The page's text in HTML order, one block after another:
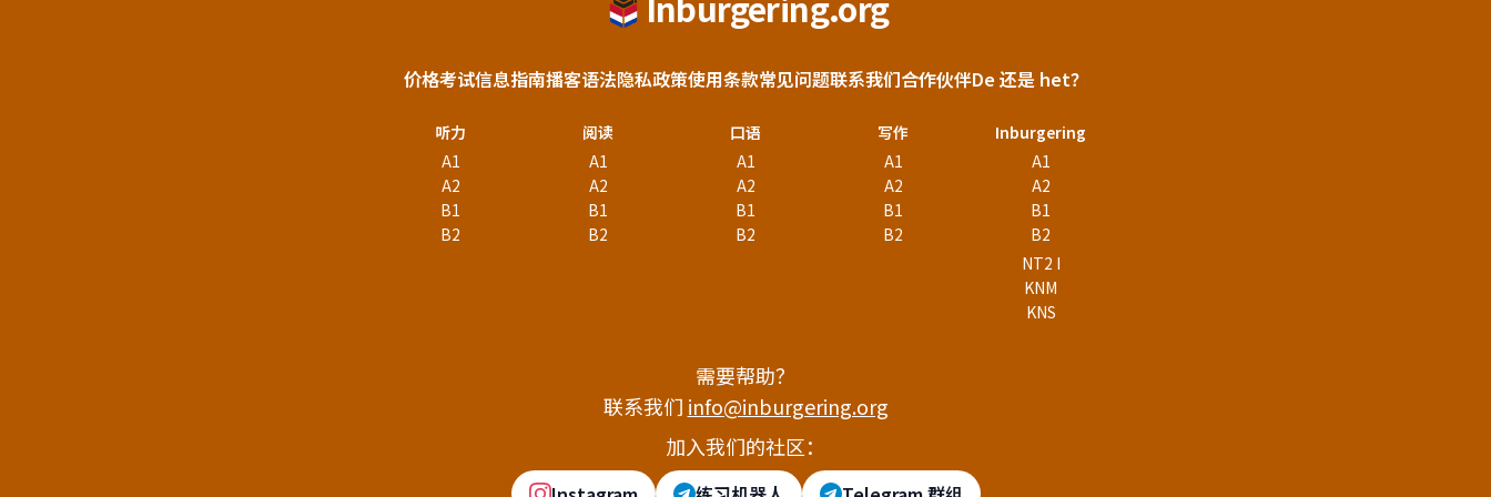
价格考试信息指南播客语法隐私政策使用条款常见问题联系我们合作伙伴De 还是 het？
听力
A1
A2
B1
B2
阅读
A1
A2
B1
B2
口语
A1
A2
B1
B2
写作
A1
A2
B1
B2
Inburgering
A1
A2
B1
B2
NT2 I
KNM
KNS
需要帮助？
联系我们 info@inburgering.org
加入我们的社区：